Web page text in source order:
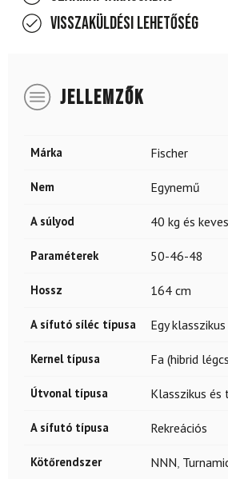
Visszaküldési lehetőség
JELLEMZŐK
Márka Fischer
Nem Egynemű
A súlyod 40 kg és
Paraméterek 50-46-48
Hossz 164 cm
A sífutó síléc típusa Egy klasszikus
Kernel típusa Fa (hibrid
Útvonal típusa Klasszikus
A sífutó típusa Rekreációs
Kötőrendszer NNN,